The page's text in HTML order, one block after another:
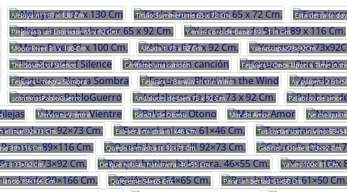
Aleluya nº I 97 x 130 Cm Título Summertime 65 x 72 Cm.
Esta tierra te
Plegaria a un Labrador 65 x 92 Cm.
Y en el Coro de Babel 89 x 116 Cm.
Moon River 81 x 100 Cm.
Albada II 73 x 92 Cm.
Yserascapaz73x92Cm.
The Sound of Silence
Cántame una canción
Feguars – Once Upon a Time in
Feguars – Negra Sombra
Feguars – Blowin’ in the Wind
Ay paloma 2
acantarosPabloGuerro
Andaluces de Jaen 73 x 92 Cm. Palabras de amor
Menos tu Vientre Balada de Otono Mar de Amor
Ne me
el mar 92×73 Cm. Esa será mi casa 61×46 Cm.
Tus cartas son un vino 65×54
89×116 Cm. Queda la música lll 92×73 Cm.
Gabriel`s Oboe II 73×92 Cm.
II 73×92 Cm. De qué hablas, habanera. 46×55 Cm.
Ya ves 100x 81 Cm.
latido 89×166 Cm. Quiéreme 54×65 Cm.
Para la libertad 61×50 Cm.